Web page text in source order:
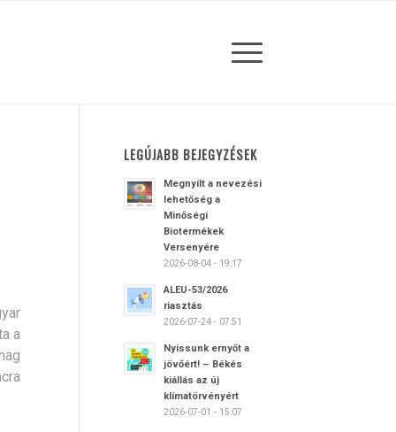
a
LEGÚJABB BEJEGYZÉSEK
Megnyílt a nevezési
lehetőség a
Minőségi
Biotermékek
Versenyére
2026-08-04 - 19:17
ALEU-53/2026
riasztás
2026-07-24 - 07:51
Nyissunk ernyőt a
jövőért! – Békés
kiállás az új
klímatörvényért
2026-07-01 - 15:07